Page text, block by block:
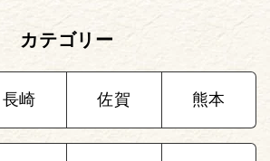
カテゴリー
長崎 佐賀 熊本